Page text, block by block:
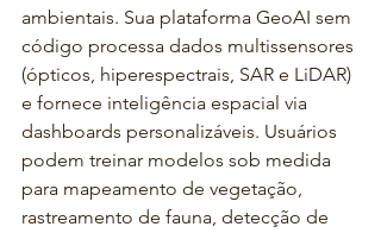
ambientais. Sua plataforma GeoAI sem
código processa dados multissensores
(ópticos, hiperespectrais, SAR e LiDAR)
e fornece inteligência espacial via
dashboards personalizáveis. Usuários
podem treinar modelos sob medida
para mapeamento de vegetação,
rastreamento de fauna, detecção de